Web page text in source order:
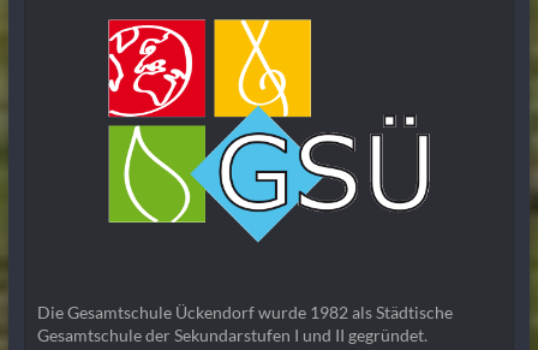
Die Gesamtschule Ückendorf wurde 1982 als Städtische
Gesamtschule der Sekundarstufen I und II gegründet.